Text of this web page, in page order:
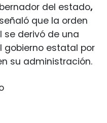
del estado,
señaló que la orden
se derivó de una
gobierno estatal por
su administración.